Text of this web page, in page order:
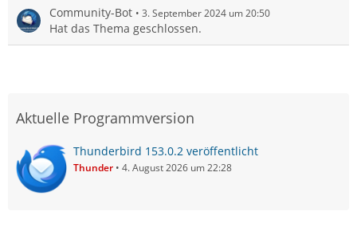
Community-Bot 3. September 2024 um 20:50
Hat das Thema geschlossen.
Aktuelle Programmversion
Thunderbird 153.0.2 veröffentlicht
Thunder 4. August 2026 um 22:28